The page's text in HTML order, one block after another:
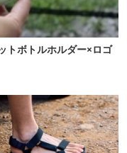
トボトルホルダー×ロゴ